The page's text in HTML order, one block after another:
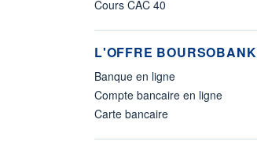
Cours CAC 40
L'OFFRE BOURSOBANK
Banque en ligne
Compte bancaire en ligne
Carte bancaire